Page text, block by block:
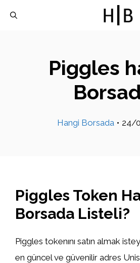
Piggles
Hangi Borsada • 24/
Piggles Token
Borsada Listeli?
Piggles tokenını satın almak
en güncel ve güvenilir adres